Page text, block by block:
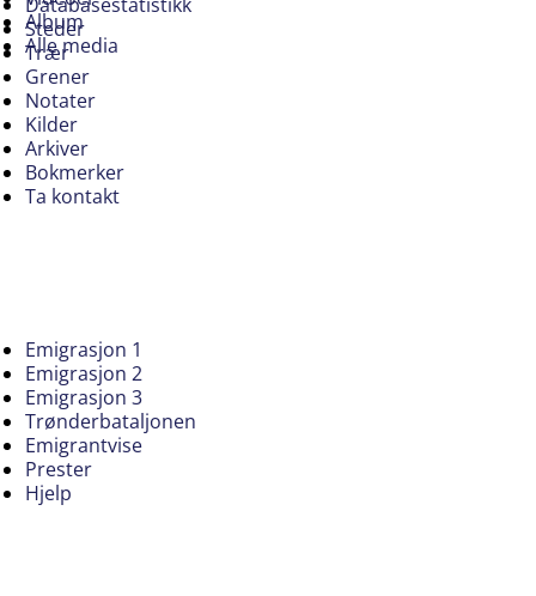
Album
Alle media
Steder
Trær
Grener
Notater
Kilder
Arkiver
Bokmerker
Ta kontakt
Emigrasjon 1
Emigrasjon 2
Emigrasjon 3
Trønderbataljonen
Emigrantvise
Prester
Hjelp